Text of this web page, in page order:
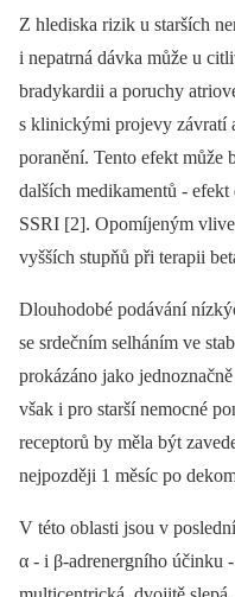
Z hlediska rizik u starších
i nepatrná dávka může u
bradykardii a poruchy
s klinickými projevy závratí
poranění. Tento efekt může
dalších medikamentů -⁠
SSRI [2]. Opomíjeným
vyšších stupňů při terapii
Dlouhodobé podávání
se srdečním selháním ve
prokázáno jako
však i pro starší nemocné
receptorů by měla být
nejpozději 1 měsíc po
V této oblasti jsou v
α -⁠ i β-adrenergního účinku